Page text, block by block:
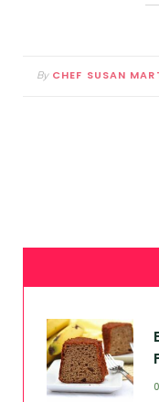
By CHEF SUSAN